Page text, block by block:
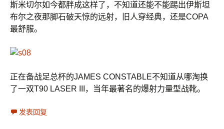
斯米切尔如今都胖成这样了，不知道还能不能踢出伊斯坦
布尔之夜那脚石破天惊的远射，旧人穿经典，还是COPA
最舒服。
正在备战足总杯的JAMES CONSTABLE不知道从哪淘换
了一双T90 LASER III，当年最著名的爆射力量型战靴。
发表回复